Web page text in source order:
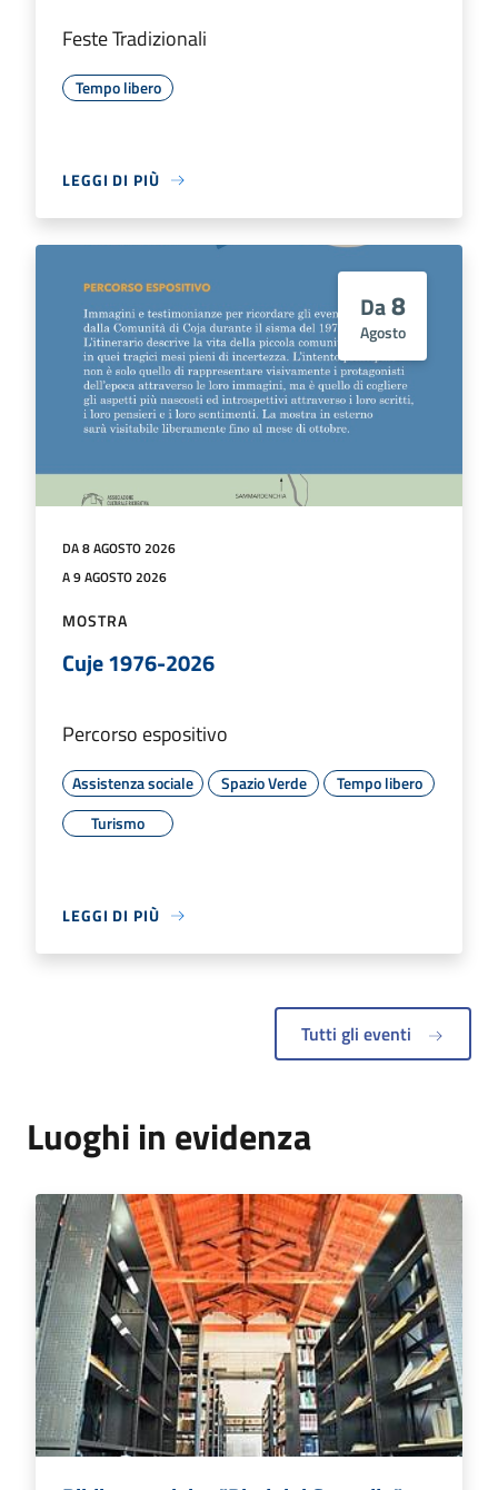
Feste Tradizionali
Tempo libero
LEGGI DI PIÙ
Da8
Agosto
DA 8 AGOSTO 2026
A 9 AGOSTO 2026
MOSTRA
Cuje 1976-2026
Percorso espositivo
Assistenza sociale Spazio Verde
Tempo libero
Turismo
LEGGI DI PIÙ
Tutti gli eventi
Luoghi in evidenza